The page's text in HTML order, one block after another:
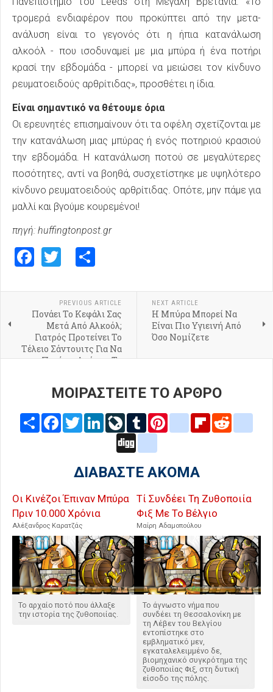
τρομερά ενδιαφέρον που προκύπτει από την μετα-
ανάλυση είναι το γεγονός ότι η ήπια κατανάλωση
αλκοόλ - που ισοδυναμεί με μια μπύρα ή ένα ποτήρι
κρασί την εβδομάδα - μπορεί να μειώσει τον κίνδυνο
ρευματοειδούς αρθρίτιδας», προσθέτει η ίδια.
Είναι σημαντικό να θέτουμε όρια
Οι ερευνητές επισημαίνουν ότι τα οφέλη σχετίζονται με
την κατανάλωση μιας μπύρας ή ενός ποτηριού κρασιού
την εβδομάδα. Η κατανάλωση ποτού σε μεγαλύτερες
ποσότητες, αντί να βοηθά, συσχετίστηκε με υψηλότερο
κίνδυνο ρευματοειδούς αρθρίτιδας. Οπότε, μην πάμε για
μαλλί και βγούμε κουρεμένοι!
πηγή: huffingtonpost.gr
Facebook
Twitter
PREVIOUS ARTICLE
Πονάει Το Κεφάλι Σας
Μετά Από Αλκοόλ;
Γιατρός Προτείνει Το
Τέλειο Σάντουιτς Για Να
Περάσει Αμέσως Το
NEXT ARTICLE
Η Μπύρα Μπορεί Να
Είναι Πιο Υγιεινή Από
Όσο Νομίζετε
ΜΟΙΡΑΣΤΕΙΤΕ ΤΟ ΑΡΘΡΟ
Share FacebookTwitterLinkedInLiveJournal
Tumblr Pinterestblogger_post
Flipboard
ΔΙΑΒΑΣΤΕ ΑΚΟΜΑ
Οι Κινέζοι Έπιναν Μπύρα
Πριν 10.000 Χρόνια
Αλέξανδρος Καρατζάς
Το αρχαίο ποτό που άλλαξε
την ιστορία της ζυθοποιίας.
Τί Συνδέει Τη Ζυθοποιία
Φιξ Με Το Βέλγιο
Μαίρη Αδαμοπούλου
Το άγνωστο νήμα που
συνδέει τη Θεσσαλονίκη με
τη Λέβεν του Βελγίου
εντοπίστηκε στο
εμβληματικό μεν,
εγκαταλελειμμένο δε,
βιομηχανικό συγκρότημα της
ζυθοποιίας Φιξ, στη δυτική
είσοδο της πόλης.